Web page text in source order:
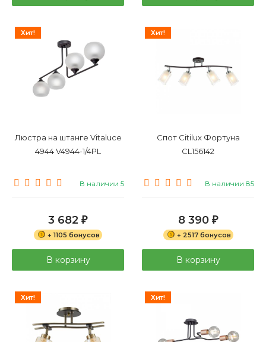
Хит!
Люстра на штанге Vitaluce
4944 V4944-1/4PL
В наличии 5
3 682 ₽
+ 1105 бонусов
В корзину
Хит!
Спот Citilux Фортуна
CL156142
В наличии 85
8 390 ₽
+ 2517 бонусов
В корзину
Хит! Хит!